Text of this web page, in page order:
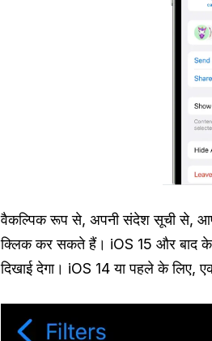
वैकल्पिक रूप से, अपनी संदेश सूची से,
क्लिक कर सकते हैं। iOS 15 और बाद
दिखाई देगा। iOS 14 या पहले के लिए,